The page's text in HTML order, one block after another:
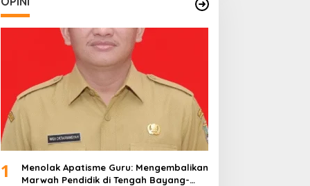
1
Menolak Apatisme Guru: Mengembalikan
Marwah Pendidik di Tengah Bayang-